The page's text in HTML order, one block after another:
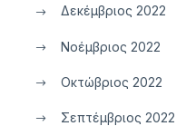
Δεκέμβριος 2022
Νοέμβριος 2022
Οκτώβριος 2022
Σεπτέμβριος 2022